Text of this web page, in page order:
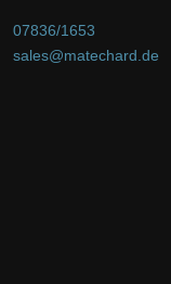
07836/1653
sales@matechard.de